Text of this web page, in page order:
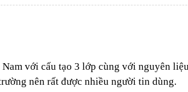
với cấu tạo 3 lớp cùng với nguyên
nên rất được nhiều người tin dùng.